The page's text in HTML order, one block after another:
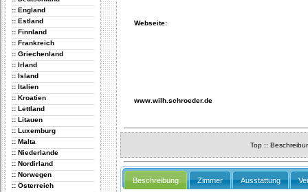
:: England
:: Estland
:: Finnland
:: Frankreich
:: Griechenland
:: Irland
:: Island
:: Italien
:: Kroatien
:: Lettland
:: Litauen
:: Luxemburg
:: Malta
:: Niederlande
:: Nordirland
:: Norwegen
:: Österreich
Webseite:
www.wilh.schroeder.de
Top ::
Beschreibung Zimmer Ausstattung